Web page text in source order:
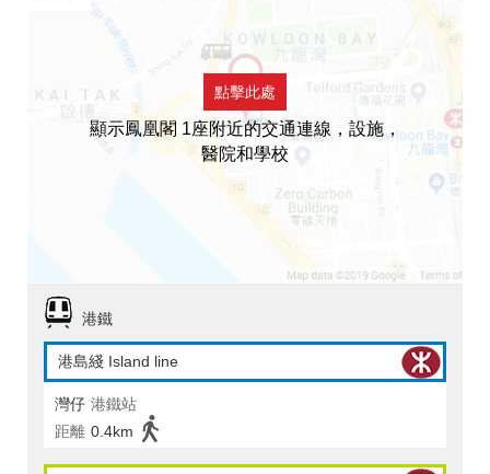
點擊此處
顯示鳳凰閣 1座附近的交通連線，設施，
醫院和學校
港鐵
港島綫 Island line
灣仔 港鐵站
距離 0.4km